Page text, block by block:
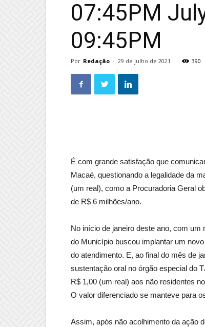
07:45PM
09:45PM
Por Redação - 29 de julho de 2021 390
É com grande satisfação que
Macaé, questionando a legalidade da
(um real), como a Procuradoria Geral
de R$ 6 milhões/ano.
No início de janeiro deste ano, com
do Município buscou implantar um
do atendimento. E, ao final do mês de
sustentação oral no órgão especial do
R$ 1,00 (um real) aos não residentes
O valor diferenciado se manteve para
Assim, após não acolhimento da ação